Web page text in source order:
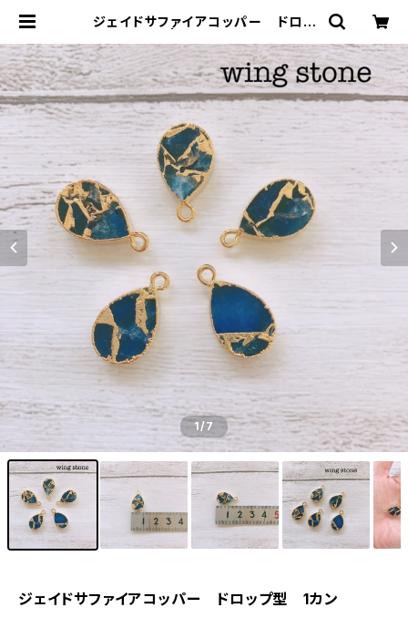
ジェイドサファイアコッパー ドロッ
グストーン
1/7
ジェイドサファイアコッパー ドロップ型 1カン